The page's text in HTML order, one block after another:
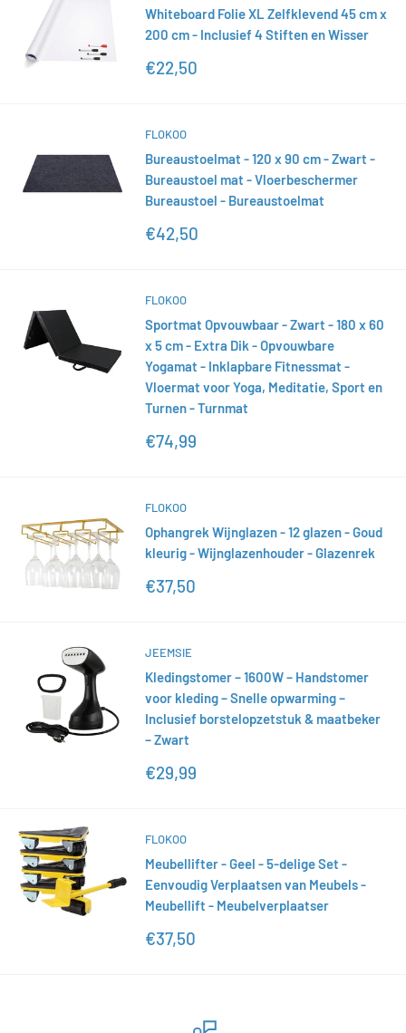
Whiteboard Folie XL Zelfklevend 45 cm x
200 cm - Inclusief 4 Stiften en Wisser
Actieprijs
€22,50
FLOKOO
Bureaustoelmat - 120 x 90 cm - Zwart -
Bureaustoel mat - Vloerbeschermer
Bureaustoel - Bureaustoelmat
Actieprijs
€42,50
FLOKOO
Sportmat Opvouwbaar - Zwart - 180 x 60
x 5 cm - Extra Dik - Opvouwbare
Yogamat - Inklapbare Fitnessmat -
Vloermat voor Yoga, Meditatie, Sport en
Turnen - Turnmat
Actieprijs
€74,99
FLOKOO
Ophangrek Wijnglazen - 12 glazen - Goud
kleurig - Wijnglazenhouder - Glazenrek
Actieprijs
€37,50
JEEMSIE
Kledingstomer – 1600W – Handstomer
voor kleding – Snelle opwarming –
Inclusief borstelopzetstuk & maatbeker
– Zwart
Actieprijs
€29,99
FLOKOO
Meubellifter - Geel - 5-delige Set -
Eenvoudig Verplaatsen van Meubels -
Meubellift - Meubelverplaatser
Actieprijs
€37,50